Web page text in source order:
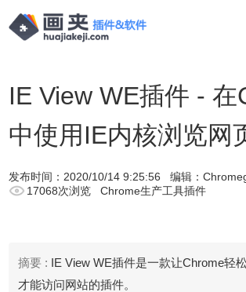
IE View WE插件 - 在
中使用IE内核浏览网
发布时间： 2020/10/14 9:25:56 编辑：
17068次浏览
Chrome生产工具插件
摘要 : IE View WE插件是一款让Chrome轻
才能访问网站的插件。